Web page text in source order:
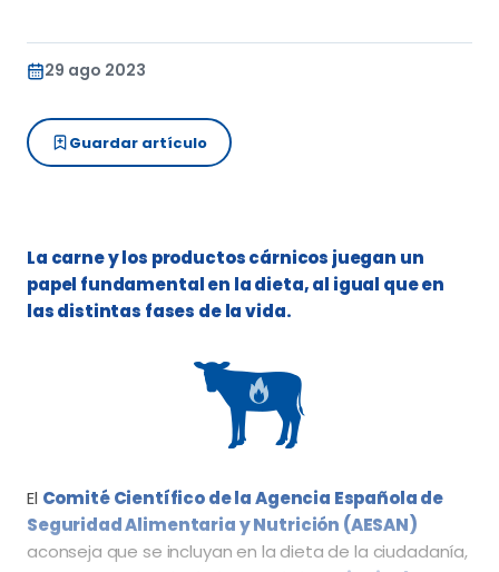
29 ago 2023
Guardar artículo
La carne y los productos cárnicos juegan un
papel fundamental en la dieta, al igual que en
las distintas fases de la vida.
El Comité Científico de la Agencia Española de
Seguridad Alimentaria y Nutrición (AESAN)
aconseja que se incluyan en la dieta de la ciudadanía,